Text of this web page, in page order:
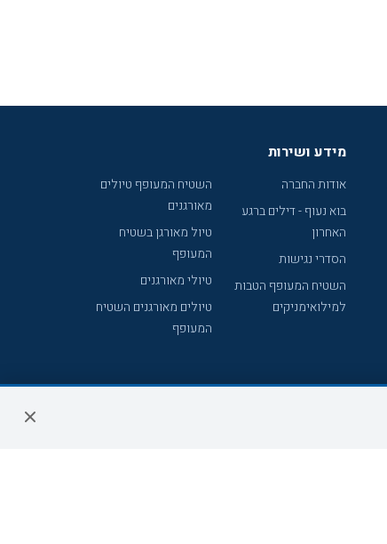
מידע ושירות
אודות החברה
בוא נעוף - דילים ברגע
האחרון
הסדרי נגישות
השטיח המעופף הטבות
למילואימניקים
השטיח המעופף טיולים
מאורגנים
טיול מאורגן בשטיח
המעופף
טיולי מאורגנים
טיולים מאורגנים השטיח
המעופף